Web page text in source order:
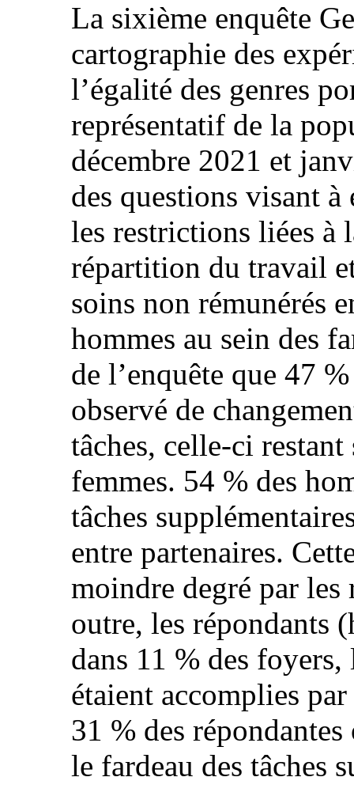
La sixième enquête
cartographie des
l’égalité des genres
représentatif de la
décembre 2021 et
des questions visant
les restrictions liées
répartition du travail
soins non rémunérés
hommes au sein des
de l’enquête que 47
observé de
tâches, celle-ci
femmes. 54 % des
tâches
entre partenaires.
moindre degré par
outre, les répondants
dans 11 % des foyers,
étaient accomplies
31 % des
le fardeau des tâches